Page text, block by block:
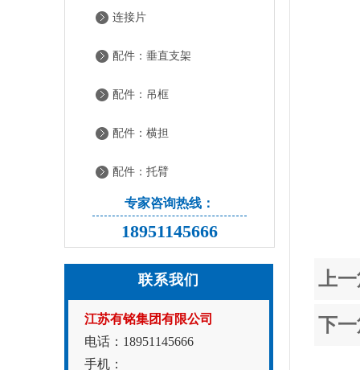
连接片
配件：垂直支架
配件：吊框
配件：横担
配件：托臂
专家咨询热线：
18951145666
联系我们
江苏有铭集团有限公司
电话：18951145666
手机：
上
下